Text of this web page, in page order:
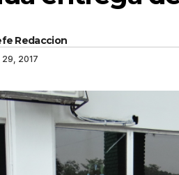
Redaccion
29, 2017